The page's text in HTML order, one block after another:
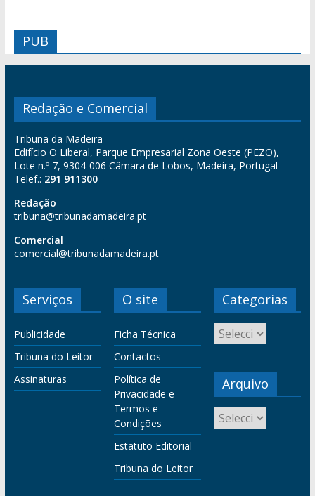
PUB
Redação e Comercial
Tribuna da Madeira
Edifício O Liberal, Parque Empresarial Zona Oeste (PEZO),
Lote n.º 7, 9304-006 Câmara de Lobos, Madeira, Portugal
Telef.: 291 911300
Redação
tribuna@tribunadamadeira.pt
Comercial
comercial@tribunadamadeira.pt
Serviços
Publicidade
Tribuna do Leitor
Assinaturas
O site
Ficha Técnica
Contactos
Política de
Privacidade e
Termos e
Condições
Estatuto Editorial
Tribuna do Leitor
Categorias
Arquivo